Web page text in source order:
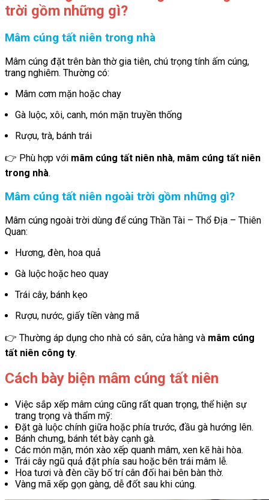
trời gồm những gì?
Mâm cúng tất niên trong nhà
Mâm cúng đặt trên bàn thờ gia tiên, chú trọng tính ấm cúng,
trang nghiêm. Thường có:
Mâm cơm mặn hoặc chay
Gà luộc, xôi, canh, món mặn truyền thống
Rượu, trà, bánh trái
👉 Phù hợp với mâm cúng tất niên nhà, mâm cúng tất niên
trong nhà.
Mâm cúng tất niên ngoài trời gồm những gì?
Mâm cúng ngoài trời dùng để cúng Thần Tài – Thổ Địa – Thiên
Quan:
Hương, đèn, hoa quả
Gà luộc hoặc heo quay
Trái cây, bánh kẹo
Rượu, nước, giấy tiền vàng mã
👉 Thường áp dụng cho nhà có sân, cửa hàng và mâm cúng
tất niên công ty.
Cách bày biện mâm cúng tất niên
Việc sắp xếp mâm cúng cũng rất quan trọng, thể hiện sự
trang trọng và thẩm mỹ:
Đặt gà luộc chính giữa hoặc phía trước, đầu gà hướng lên.
Bánh chưng, bánh tét bày cạnh gà.
Các món mặn, món xào xếp quanh mâm, xen kẽ hài hòa.
Trái cây ngũ quả đặt phía sau hoặc bên trái mâm lễ.
Hoa tươi và đèn cầy bố trí cân đối hai bên bàn thờ.
Vàng mã xếp gọn gàng, dễ đốt sau khi cúng.